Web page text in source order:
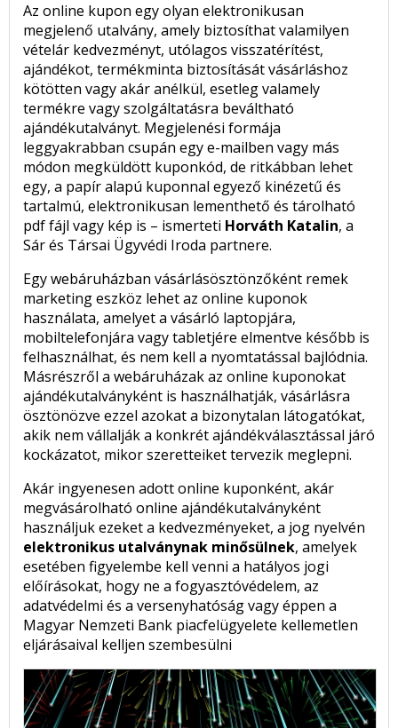
Az online kupon egy olyan elektronikusan
megjelenő utalvány, amely biztosíthat valamilyen
vételár kedvezményt, utólagos visszatérítést,
ajándékot, termékminta biztosítását vásárláshoz
kötötten vagy akár anélkül, esetleg valamely
termékre vagy szolgáltatásra beváltható
ajándékutalványt. Megjelenési formája
leggyakrabban csupán egy e-mailben vagy más
módon megküldött kuponkód, de ritkábban lehet
egy, a papír alapú kuponnal egyező kinézetű és
tartalmú, elektronikusan lementhető és tárolható
pdf fájl vagy kép is – ismerteti Horváth Katalin, a
Sár és Társai Ügyvédi Iroda partnere.
Egy webáruházban vásárlásösztönzőként remek
marketing eszköz lehet az online kuponok
használata, amelyet a vásárló laptopjára,
mobiltelefonjára vagy tabletjére elmentve később is
felhasználhat, és nem kell a nyomtatással bajlódnia.
Másrészről a webáruházak az online kuponokat
ajándékutalványként is használhatják, vásárlásra
ösztönözve ezzel azokat a bizonytalan látogatókat,
akik nem vállalják a konkrét ajándékválasztással járó
kockázatot, mikor szeretteiket tervezik meglepni.
Akár ingyenesen adott online kuponként, akár
megvásárolható online ajándékutalványként
használjuk ezeket a kedvezményeket, a jog nyelvén
elektronikus utalványnak minősülnek, amelyek
esetében figyelembe kell venni a hatályos jogi
előírásokat, hogy ne a fogyasztóvédelem, az
adatvédelmi és a versenyhatóság vagy éppen a
Magyar Nemzeti Bank piacfelügyelete kellemetlen
eljárásaival kelljen szembesülni